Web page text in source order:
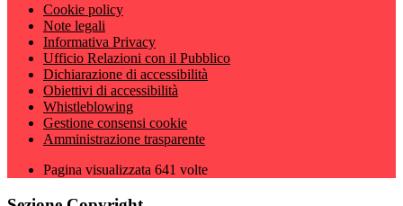
Cookie policy
Note legali
Informativa Privacy
Ufficio Relazioni con il Pubblico
Dichiarazione di accessibilità
Obiettivi di accessibilità
Whistleblowing
Gestione consensi cookie
Amministrazione trasparente
Pagina visualizzata 641 volte